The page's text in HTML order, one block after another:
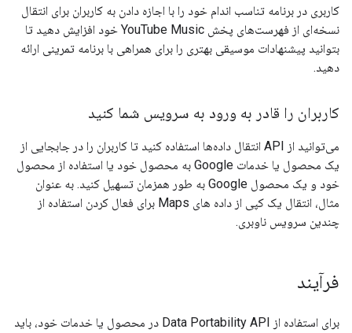
کاربری در برنامه تناسب اندام خود را با اجازه دادن به کاربران برای انتقال
نسخه‌ای از فهرست‌های پخش YouTube Music خود افزایش دهید تا
بتوانید پیشنهادات موسیقی بهتری را برای همراهی با برنامه تمرینی ارائه
دهید.
کاربران را قادر به ورود به سرویس شما کنید
می‌توانید از API انتقال داده‌ها استفاده کنید تا کاربران را در جابجایی از
یک محصول یا خدمات Google به محصول خود یا استفاده از محصول
خود و یک محصول Google به طور همزمان تسهیل کنید. به عنوان
مثال، انتقال یک کپی از داده های Maps برای فعال کردن استفاده از
چندین سرویس ناوبری.
فرآیند
برای استفاده از Data Portability API در محصول یا خدمات خود، باید